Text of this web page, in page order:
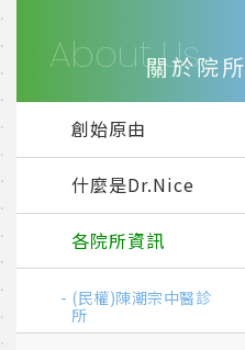
About Us
關於院所
創始原由
什麼是Dr.Nice
各院所資訊
(民權)陳潮宗中醫診
所